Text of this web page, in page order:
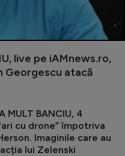
live pe iAMnews.ro,
Georgescu atacă
MULT BANCIU, 4
cu drone” împotriva
Imaginile care au
lui Zelenski